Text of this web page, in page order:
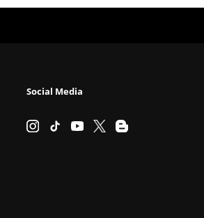
Social Media